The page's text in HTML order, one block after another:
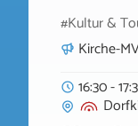
#Kultur &
Kirche-
16:30 -